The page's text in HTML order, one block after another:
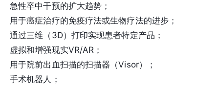
急性卒中干预的扩大趋势；
用于癌症治疗的免疫疗法或生物疗法的进步；
通过三维（3D）打印实现患者特定产品；
虚拟和增强现实VR/AR；
用于院前出血扫描的扫描器（Visor）；
手术机器人；